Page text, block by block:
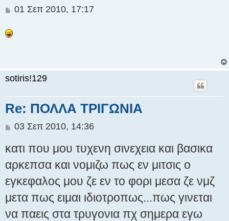
Δ
μ
ε
υ
σ
η
01 Σεπ 2010, 17:17
sotiris!129
Re: ΠΟΛΛΑ ΤΡΙΓΩΝΙΑ
Δ
μ
σ
ί
ε
υ
σ
03 Σεπ 2010, 14:36
κατι που μου τυχενη σινεχεια και βασικα
αρκεπσα και νομιζω πως εν μιτσις ο
εγκεφαλος μου ζε εν το φορι μεσα ζε νμζ
μετα πως ειμαι ιδιοτροπως...πως γινεται
να παεις στα τρυγονια πχ σημερα εγω